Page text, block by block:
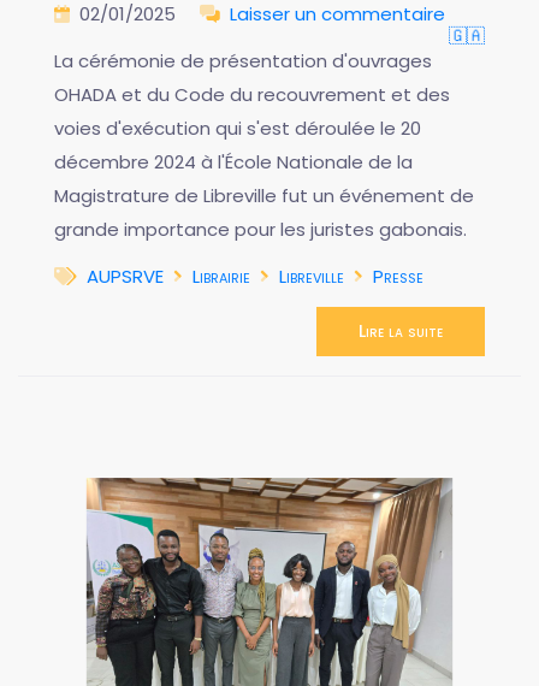
02/01/2025
Laisser un commentaire
🇬🇦
La cérémonie de présentation d'ouvrages
OHADA et du Code du recouvrement et des
voies d'exécution qui s'est déroulée le 20
décembre 2024 à l'École Nationale de la
Magistrature de Libreville fut un événement de
grande importance pour les juristes gabonais.
AUPSRVE
Librairie Libreville Presse
Lire la suite